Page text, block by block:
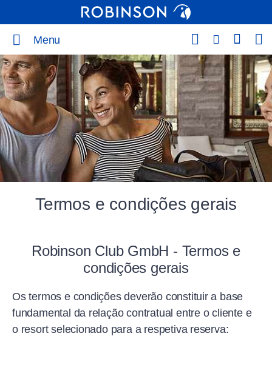
Menu
Termos e condições gerais
Robinson Club GmbH - Termos e
condições gerais
Os termos e condições deverão constituir a base
fundamental da relação contratual entre o cliente e
o resort selecionado para a respetiva reserva: